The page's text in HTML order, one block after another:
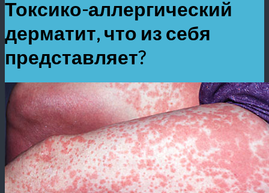
Токсико-аллергический
дерматит, что из себя
представляет?